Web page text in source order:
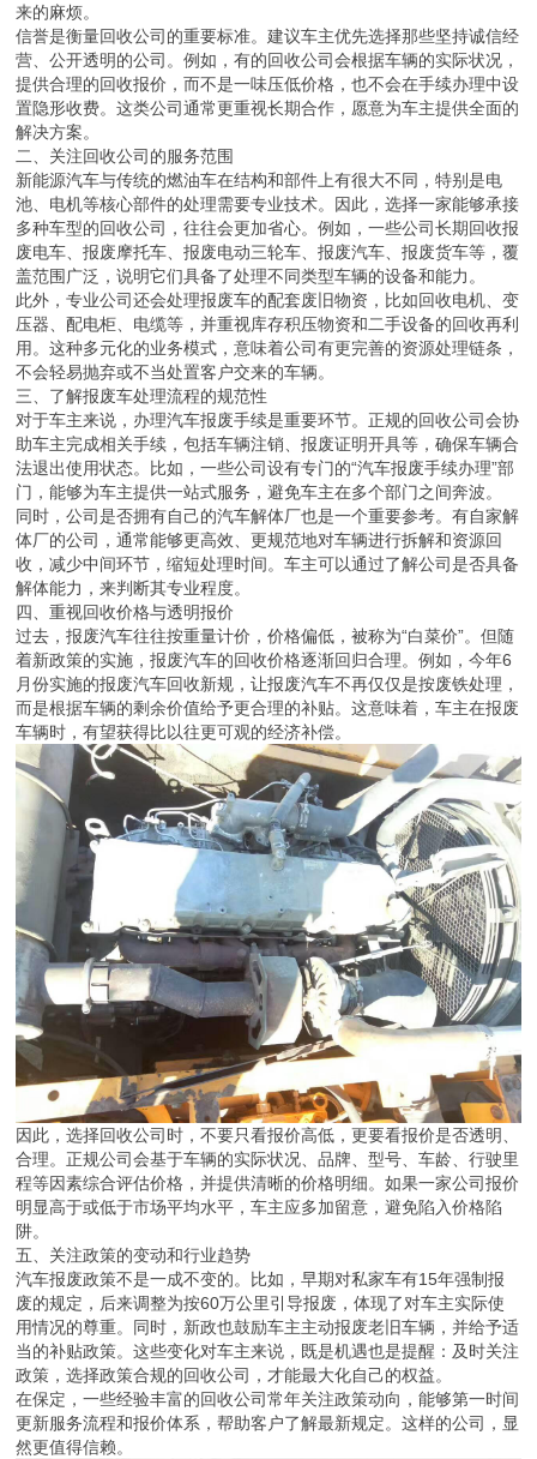
来的麻烦。
信誉是衡量回收公司的重要标准。建议车主优先选择那些坚持诚信经
营、公开透明的公司。例如，有的回收公司会根据车辆的实际状况，
提供合理的回收报价，而不是一味压低价格，也不会在手续办理中设
置隐形收费。这类公司通常更重视长期合作，愿意为车主提供全面的
解决方案。
二、关注回收公司的服务范围
新能源汽车与传统的燃油车在结构和部件上有很大不同，特别是电
池、电机等核心部件的处理需要专业技术。因此，选择一家能够承接
多种车型的回收公司，往往会更加省心。例如，一些公司长期回收报
废电车、报废摩托车、报废电动三轮车、报废汽车、报废货车等，覆
盖范围广泛，说明它们具备了处理不同类型车辆的设备和能力。
此外，专业公司还会处理报废车的配套废旧物资，比如回收电机、变
压器、配电柜、电缆等，并重视库存积压物资和二手设备的回收再利
用。这种多元化的业务模式，意味着公司有更完善的资源处理链条，
不会轻易抛弃或不当处置客户交来的车辆。
三、了解报废车处理流程的规范性
对于车主来说，办理汽车报废手续是重要环节。正规的回收公司会协
助车主完成相关手续，包括车辆注销、报废证明开具等，确保车辆合
法退出使用状态。比如，一些公司设有专门的“汽车报废手续办理”部
门，能够为车主提供一站式服务，避免车主在多个部门之间奔波。
同时，公司是否拥有自己的汽车解体厂也是一个重要参考。有自家解
体厂的公司，通常能够更高效、更规范地对车辆进行拆解和资源回
收，减少中间环节，缩短处理时间。车主可以通过了解公司是否具备
解体能力，来判断其专业程度。
四、重视回收价格与透明报价
过去，报废汽车往往按重量计价，价格偏低，被称为“白菜价”。但随
着新政策的实施，报废汽车的回收价格逐渐回归合理。例如，今年6
月份实施的报废汽车回收新规，让报废汽车不再仅仅是按废铁处理，
而是根据车辆的剩余价值给予更合理的补贴。这意味着，车主在报废
车辆时，有望获得比以往更可观的经济补偿。
因此，选择回收公司时，不要只看报价高低，更要看报价是否透明、
合理。正规公司会基于车辆的实际状况、品牌、型号、车龄、行驶里
程等因素综合评估价格，并提供清晰的价格明细。如果一家公司报价
明显高于或低于市场平均水平，车主应多加留意，避免陷入价格陷
阱。
五、关注政策的变动和行业趋势
汽车报废政策不是一成不变的。比如，早期对私家车有15年强制报
废的规定，后来调整为按60万公里引导报废，体现了对车主实际使
用情况的尊重。同时，新政也鼓励车主主动报废老旧车辆，并给予适
当的补贴政策。这些变化对车主来说，既是机遇也是提醒：及时关注
政策，选择政策合规的回收公司，才能最大化自己的权益。
在保定，一些经验丰富的回收公司常年关注政策动向，能够第一时间
更新服务流程和报价体系，帮助客户了解最新规定。这样的公司，显
然更值得信赖。